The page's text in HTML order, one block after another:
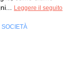
Leggere il seguito
SOCIETÀ